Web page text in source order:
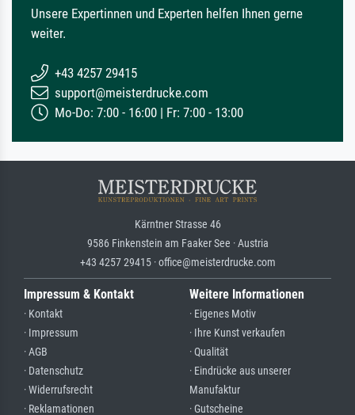
Unsere Expertinnen und Experten helfen Ihnen gerne
weiter.
+43 4257 29415
support@meisterdrucke.com
Mo-Do: 7:00 - 16:00 | Fr: 7:00 - 13:00
Kärntner Strasse 46
9586 Finkenstein am Faaker See · Austria
+43 4257 29415 · office@meisterdrucke.com
Impressum & Kontakt
· Kontakt
· Impressum
· AGB
· Datenschutz
· Widerrufsrecht
· Reklamationen
Weitere Informationen
· Eigenes Motiv
· Ihre Kunst verkaufen
· Qualität
· Eindrücke aus unserer
Manufaktur
· Gutscheine